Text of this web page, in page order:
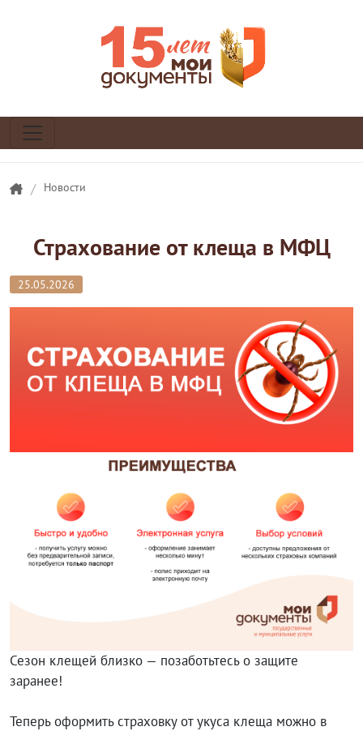
/ Новости
Страхование от клеща в МФЦ
25.05.2026
Сезон клещей близко — позаботьтесь о защите
заранее!
Теперь оформить страховку от укуса клеща можно в